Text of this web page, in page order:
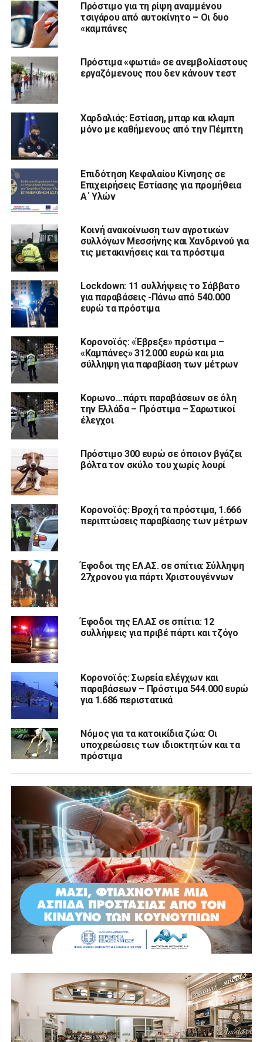
Πρόστιμο για τη ρίψη αναμμένου
τσιγάρου από αυτοκίνητο – Οι δυο
«καμπάνες
Πρόστιμα «φωτιά» σε ανεμβολίαστους
εργαζόμενους που δεν κάνουν τεστ
Χαρδαλιάς: Εστίαση, μπαρ και κλαμπ
μόνο με καθήμενους από την Πέμπτη
Επιδότηση Κεφαλαίου Κίνησης σε
Επιχειρήσεις Εστίασης για προμήθεια
Α΄ Υλών
Κοινή ανακοίνωση των αγροτικών
συλλόγων Μεσσήνης και Χανδρινού για
τις μετακινήσεις και τα πρόστιμα
Lockdown: 11 συλλήψεις το Σάββατο
για παραβάσεις -Πάνω από 540.000
ευρώ τα πρόστιμα
Κορονοϊός: «Έβρεξε» πρόστιμα –
«Καμπάνες» 312.000 ευρώ και μια
σύλληψη για παραβίαση των μέτρων
Κορωνο…πάρτι παραβάσεων σε όλη
την Ελλάδα – Πρόστιμα – Σαρωτικοί
έλεγχοι
Πρόστιμο 300 ευρώ σε όποιον βγάζει
βόλτα τον σκύλο του χωρίς λουρί
Κορονοϊός: Βροχή τα πρόστιμα, 1.666
περιπτώσεις παραβίασης των μέτρων
Έφοδοι της ΕΛ.ΑΣ. σε σπίτια: Σύλληψη
27χρονου για πάρτι Χριστουγέννων
Έφοδοι της ΕΛ.ΑΣ σε σπίτια: 12
συλλήψεις για πριβέ πάρτι και τζόγο
Κορονοϊός: Σωρεία ελέγχων και
παραβάσεων – Πρόστιμα 544.000 ευρώ
για 1.686 περιστατικά
Νόμος για τα κατοικίδια ζώα: Οι
υποχρεώσεις των ιδιοκτητών και τα
πρόστιμα